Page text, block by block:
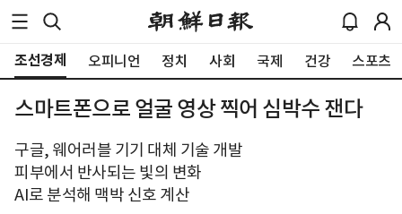
조선경제 오피니언 정치 사회 국제 건강 스포츠
스마트폰으로 얼굴 영상 찍어 심박수 잰다
구글, 웨어러블 기기 대체 기술 개발
피부에서 반사되는 빛의 변화
AI로 분석해 맥박 신호 계산